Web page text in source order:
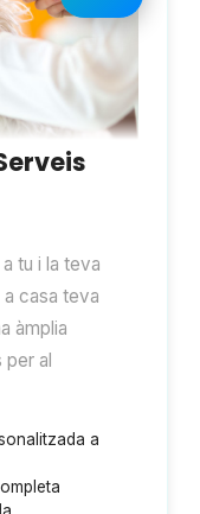
tu i la teva
casa teva
àmplia
per al
a